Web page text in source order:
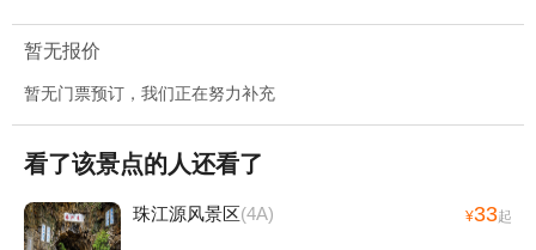
暂无报价
暂无门票预订，我们正在努力补充
看了该景点的人还看了
珠江源风景区(4A) ¥33起